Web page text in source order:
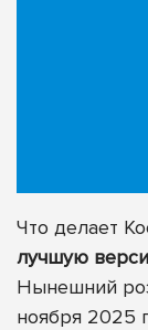
Что делает
лучшую
Нынешний
ноября 2025